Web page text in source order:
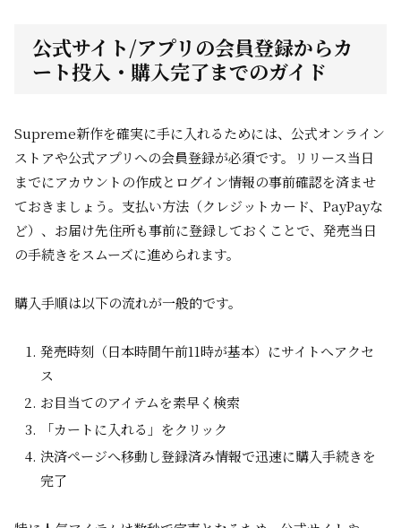
公式サイト/アプリの会員登録からカ
ート投入・購入完了までのガイド
Supreme新作を確実に手に入れるためには、公式オンライン
ストアや公式アプリへの会員登録が必須です。リリース当日
までにアカウントの作成とログイン情報の事前確認を済ませ
ておきましょう。支払い方法（クレジットカード、PayPayな
ど）、お届け先住所も事前に登録しておくことで、発売当日
の手続きをスムーズに進められます。
購入手順は以下の流れが一般的です。
発売時刻（日本時間午前11時が基本）にサイトへアクセ
ス
お目当てのアイテムを素早く検索
「カートに入れる」をクリック
決済ページへ移動し登録済み情報で迅速に購入手続きを
完了